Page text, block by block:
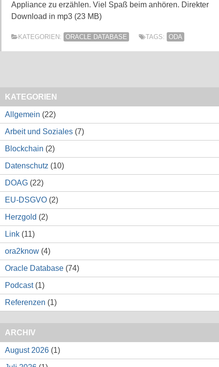
Appliance zu erzählen. Viel Spaß beim anhören. Direkter
Download in mp3 (23 MB)
KATEGORIEN: ORACLE DATABASE TAGS: ODA
KATEGORIEN
Allgemein (22)
Arbeit und Soziales (7)
Blockchain (2)
Datenschutz (10)
DOAG (22)
EU-DSGVO (2)
Herzgold (2)
Link (11)
ora2know (4)
Oracle Database (74)
Podcast(1)
Referenzen (1)
ARCHIV
August 2026 (1)